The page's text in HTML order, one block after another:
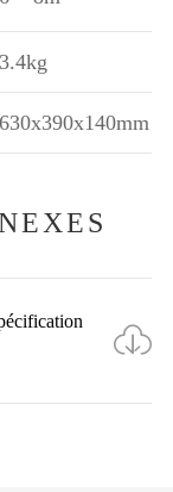
3.4kg
630x390x140mm
